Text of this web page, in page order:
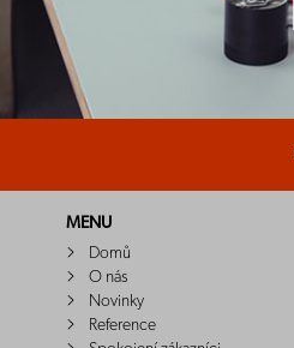
MENU
Domů
O nás
Novinky
Reference